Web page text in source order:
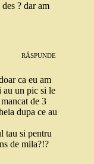
? dar am
RĂSPUNDE
ca eu am
au un pic si le
de 3
dupa ce au
tau si pentru
de mila?!?